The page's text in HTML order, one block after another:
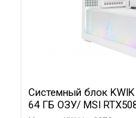
Системный блок KWIK
64 ГБ ОЗУ/ MSI